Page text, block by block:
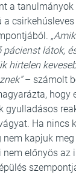
a
pácienst látok,
hirtelen
– számolt
hogy
gyulladásos
Ha nincs
kapjuk
előnyös az